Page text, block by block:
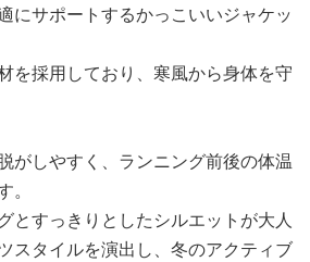
にサポートするかっこいいジャケッ
を採用しており、寒風から身体を守
がしやすく、ランニング前後の体温
とすっきりとしたシルエットが大人
スタイルを演出し、冬のアクティブ